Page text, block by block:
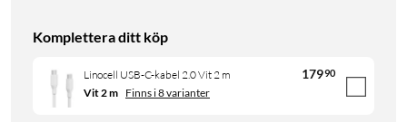
Komplettera ditt köp
Linocell USB-C-kabel 2.0 Vit 2 m 17990
Vit 2 m Finns i 8 varianter